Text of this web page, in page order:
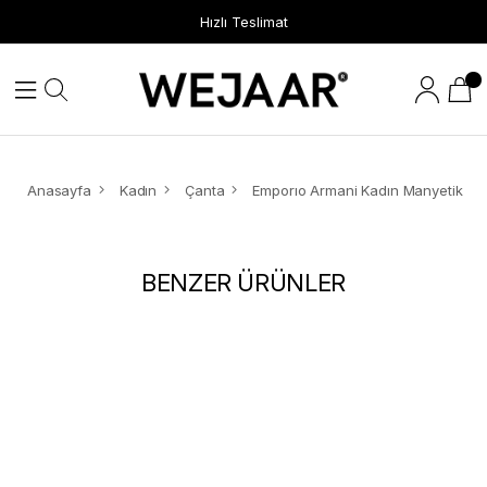
Hızlı Teslimat
Anasayfa Kadın Çanta
BENZER ÜRÜNLER